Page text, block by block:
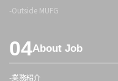
Outside MUFG
About Job
業務紹介